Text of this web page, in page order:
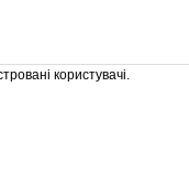
користувачі.